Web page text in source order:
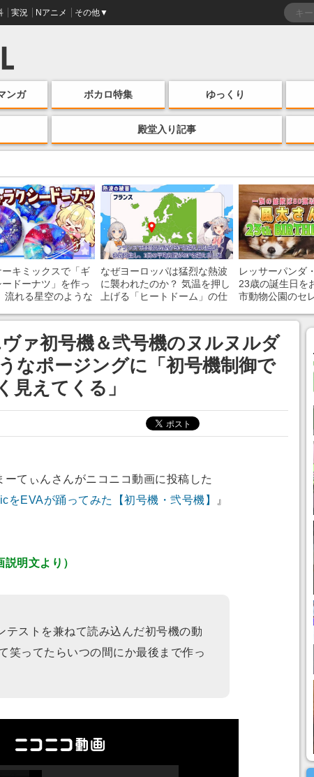
実況 Nアニメ その他▼
ンガ ボカロ特集 ゆっくり
殿堂入り記事
キミックスで「ギ
ードーナツ」を作っ
流れる星空のような
なぜヨーロッパは猛烈な熱波
に襲われたのか？ 気温を押し
上げる「ヒートドーム」の仕
レッサーパンダ
23歳の誕生日を
市動物公園のセ
ァ初号機＆弐号機のヌルヌルダ
なポージングに「初号機制御で
見えてくる」
てぃんさんがニコニコ動画に投稿した
をEVAが踊ってみた【初号機・弐号機】
』
明文より）
テストを兼ねて読み込んだ初号機の動
笑ってたらいつの間にか最後まで作っ